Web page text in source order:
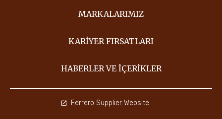
MARKALARIMIZ
KARIYER FIRSATLARI
HABERLER VE İÇERIKLER
Ferrero Supplier Website